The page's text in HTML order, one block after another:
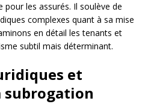
les assurés. Il soulève de
complexes quant à sa mise
en détail les tenants et
subtil mais déterminant.
et
subrogation